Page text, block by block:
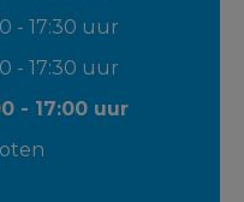
- 17:30 uur
- 17:30 uur
- 17:00 uur